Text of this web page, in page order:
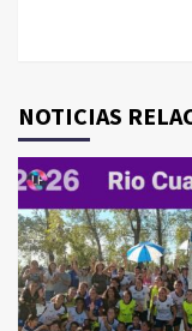
NOTICIAS